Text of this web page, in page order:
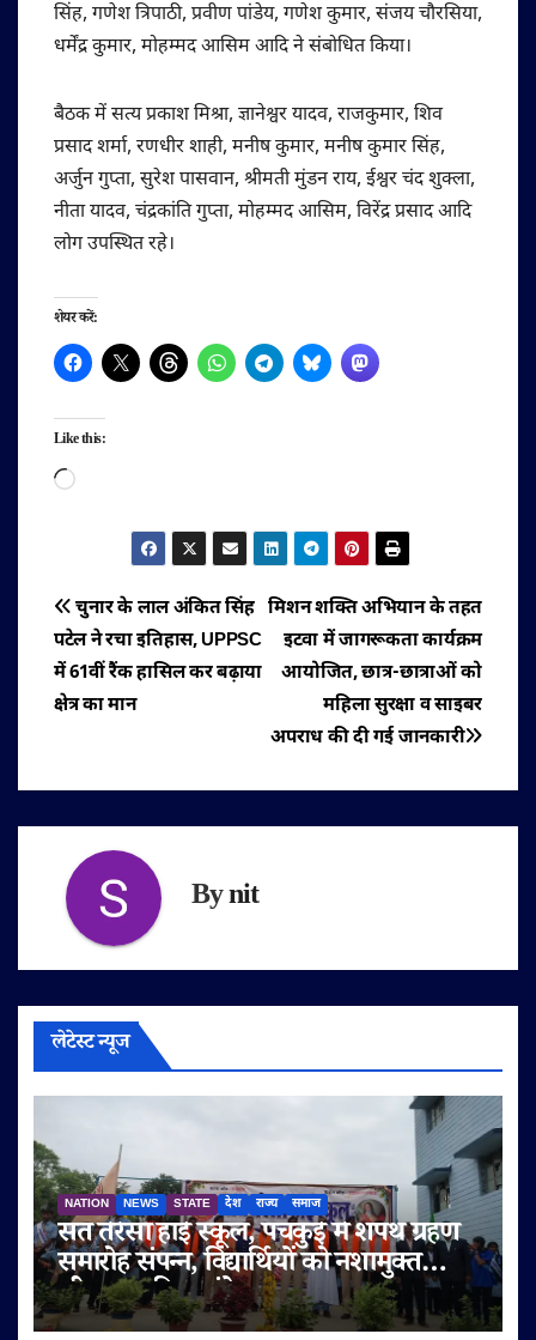
सिंह, गणेश त्रिपाठी, प्रवीण पांडेय, गणेश कुमार, संजय चौरसिया,
धर्मेंद्र कुमार, मोहम्मद आसिम आदि ने संबोधित किया।
बैठक में सत्य प्रकाश मिश्रा, ज्ञानेश्वर यादव, राजकुमार, शिव
प्रसाद शर्मा, रणधीर शाही, मनीष कुमार, मनीष कुमार सिंह,
अर्जुन गुप्ता, सुरेश पासवान, श्रीमती मुंडन राय, ईश्वर चंद शुक्ला,
नीता यादव, चंद्रकांति गुप्ता, मोहम्मद आसिम, विरेंद्र प्रसाद आदि
लोग उपस्थित रहे।
शेयर करें:
Like this:
Loading…
पोस्ट
नेविगेशन
मिशन शक्ति अभियान के तहत
इटवा में जागरूकता कार्यक्रम
आयोजित, छात्र-छात्राओं को
महिला सुरक्षा व साइबर
अपराध की दी गई जानकारी
चुनार के लाल अंकित सिंह
पटेल ने रचा इतिहास, UPPSC
में 61वीं रैंक हासिल कर बढ़ाया
क्षेत्र का मान
Bynit
लेटेस्ट न्यूज
NATION NEWS STATE देश राज्य समाज
संत तेरेसा हाई स्कूल, पंचकुई में शपथ ग्रहण
समारोह संपन्न, विद्यार्थियों को नशामुक्त
जीवन का दिया संदेश